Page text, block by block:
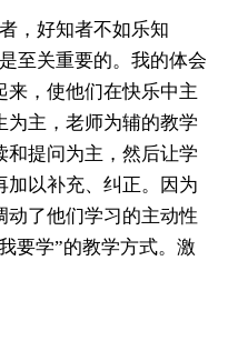
，好知者不如乐知
至关重要的。我的体会
来，使他们在快乐中主
为主，老师为辅的教学
和提问为主，然后让学
加以补充、纠正。因为
动了他们学习的主动性
要学”的教学方式。激